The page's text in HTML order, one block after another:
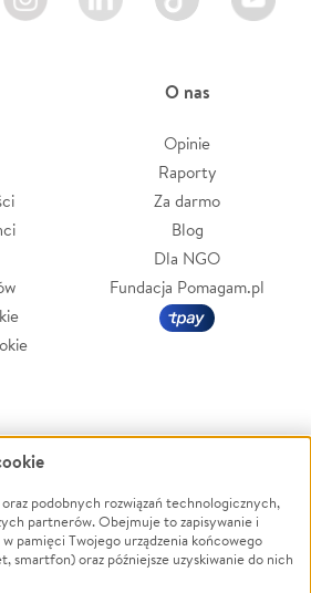
O nas
Opinie
Raporty
Za darmo
Blog
Dla NGO
Fundacja Pomagam.pl
Powódź
Wichura
NGO
podobnych rozwiązań technologicznych,
partnerów. Obejmuje to zapisywanie i
pamięci Twojego urządzenia końcowego
smartfon) oraz późniejsze uzyskiwanie do nich